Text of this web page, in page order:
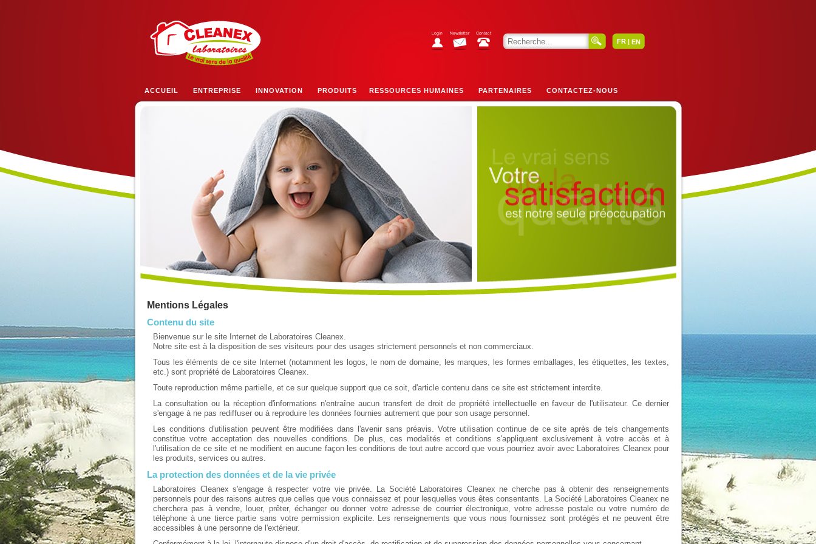
ACCUEIL ENTREPRISE INNOVATION PRODUITS RESSOURCES HUMAINES PARTENAIRES CONTACTEZ-NOUS
FR | EN
Mentions Légales
Contenu du site
Bienvenue sur le site Internet de Laboratoires Cleanex.
Notre site est à la disposition de ses visiteurs pour des usages strictement personnels et non commerciaux.
Tous les éléments de ce site Internet (notamment les logos, le nom de domaine, les marques, les formes emballages, les étiquettes, les textes,
etc.) sont propriété de Laboratoires Cleanex.
Toute reproduction même partielle, et ce sur quelque support que ce soit, d'article contenu dans ce site est strictement interdite.
La consultation ou la réception d'informations n'entraîne aucun transfert de droit de propriété intellectuelle en faveur de l'utilisateur. Ce dernier
s'engage à ne pas rediffuser ou à reproduire les données fournies autrement que pour son usage personnel.
Les conditions d'utilisation peuvent être modifiées dans l'avenir sans préavis. Votre utilisation continue de ce site après de tels changements
constitue votre acceptation des nouvelles conditions. De plus, ces modalités et conditions s'appliquent exclusivement à votre accès et à
l'utilisation de ce site et ne modifient en aucune façon les conditions de tout autre accord que vous pourriez avoir avec Laboratoires Cleanex pour
les produits, services ou autres.
La protection des données et de la vie privée
Laboratoires Cleanex s'engage à respecter votre vie privée. La Société Laboratoires Cleanex ne cherche pas à obtenir des renseignements
personnels pour des raisons autres que celles que vous connaissez et pour lesquelles vous êtes consentants. La Société Laboratoires Cleanex ne
cherchera pas à vendre, louer, prêter, échanger ou donner votre adresse de courrier électronique, votre adresse postale ou votre numéro de
téléphone à une tierce partie sans votre permission explicite. Les renseignements que vous nous fournissez sont protégés et ne peuvent être
accessibles à une personne de l'extérieur.